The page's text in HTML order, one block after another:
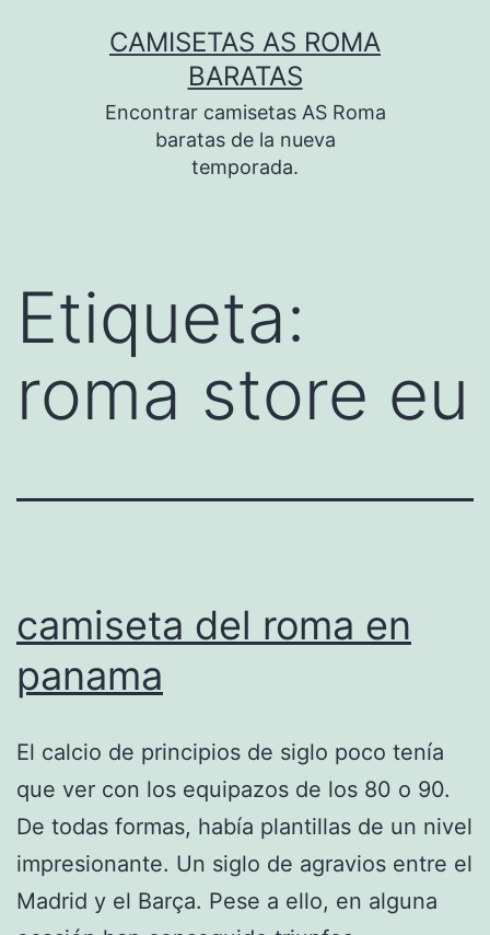
CAMISETAS AS ROMA
BARATAS
Encontrar camisetas AS Roma
baratas de la nueva
temporada.
Etiqueta:
roma store eu
camiseta del roma en
panama
El calcio de principios de siglo poco tenía
que ver con los equipazos de los 80 o 90.
De todas formas, había plantillas de un nivel
impresionante. Un siglo de agravios entre el
Madrid y el Barça. Pese a ello, en alguna